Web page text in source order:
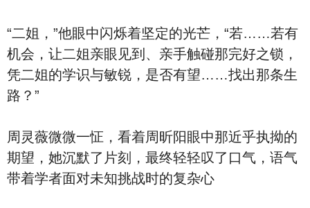
“二姐，”他眼中闪烁着坚定的光芒，“若……若有
机会，让二姐亲眼见到、亲手触碰那完好之锁，
凭二姐的学识与敏锐，是否有望……找出那条生
路？”
周灵薇微微一怔，看着周昕阳眼中那近乎执拗的
期望，她沉默了片刻，最终轻轻叹了口气，语气
带着学者面对未知挑战时的复杂心